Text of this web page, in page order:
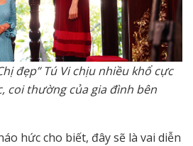
đẹp” Tú Vi chịu nhiều khổ cực
coi thường của gia đình bên
hức cho biết, đây sẽ là vai diễn